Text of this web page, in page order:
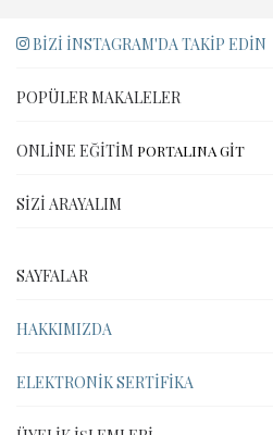
BIZI İNSTAGRAM'DA TAKIP EDIN
POPÜLER MAKALELER
ONLINE EĞITIM PORTALINA GİT
SIZI ARAYALIM
SAYFALAR
HAKKIMIZDA
ELEKTRONIK SERTIFIKA